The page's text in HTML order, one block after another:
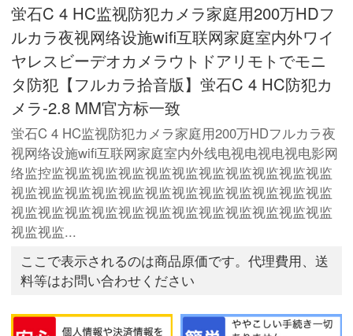
蛍石C 4 HC监视防犯カメラ家庭用200万HDフ
ルカラ夜视网络设施wifi互联网家庭室内外ワイ
ヤレスビーデオカメラウトドアリモトでモニ
タ防犯【フルカラ拾音版】蛍石C 4 HC防犯カ
メラ-2.8 MM官方标一致
蛍石C 4 HC监视防犯カメラ家庭用200万HDフルカラ夜
视网络设施wifi互联网家庭室内外线电视电视电视电影网
络监控监视监视监视监视监视监视监视监视监视监视监
视监视监视监视监视监视监视监视监视监视监视监视监
视监视监视监视监视监视监视监视监视监视监视监视监
视监视监...
ここで表示されるのは商品原価です。代理費用、送
料等はお問い合わせください